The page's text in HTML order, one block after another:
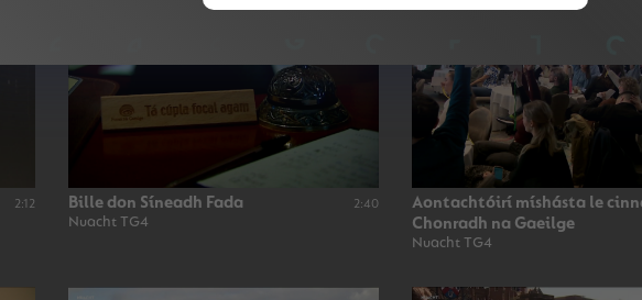
2:12 Bille don Síneadh Fada
Nuacht TG4
2:40
Aontachtóirí míshásta le
Chonradh na Gaeilge
Nuacht TG4